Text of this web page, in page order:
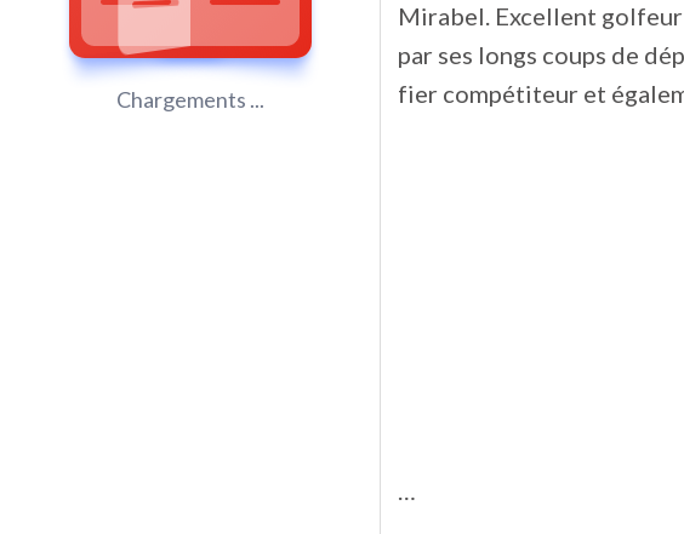
Chargements ...
Mirabel. Excellent golfeur
par ses longs coups de
fier compétiteur et
…